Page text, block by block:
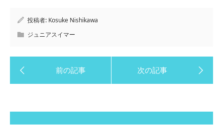
投稿者: Kosuke Nishikawa
ジュニアスイマー